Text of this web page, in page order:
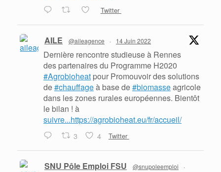
Twitter
AILE @aileagence · 14 Juin 2022
Dernière rencontre studieuse à Rennes
des partenaires du Programme H2020
#Agrobioheat pour Promouvoir des solutions
de#chauffageà base de#biomasseagricole
dans les zones rurales européennes. Bientôt
le bilan ! à
suivre...https://agrobioheat.eu/fr/accueil/
3 4 Twitter
SNU Pôle Emploi FSU @snupoleemploi
·